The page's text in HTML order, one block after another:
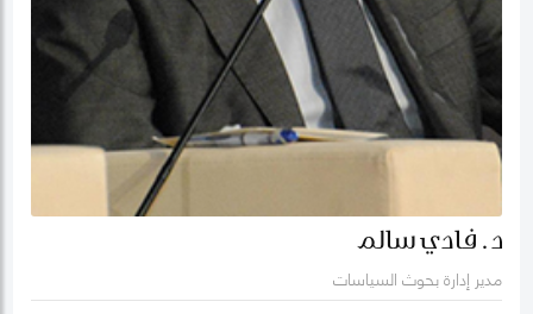
د. فادي سالم
مدير إدارة بحوث السياسات